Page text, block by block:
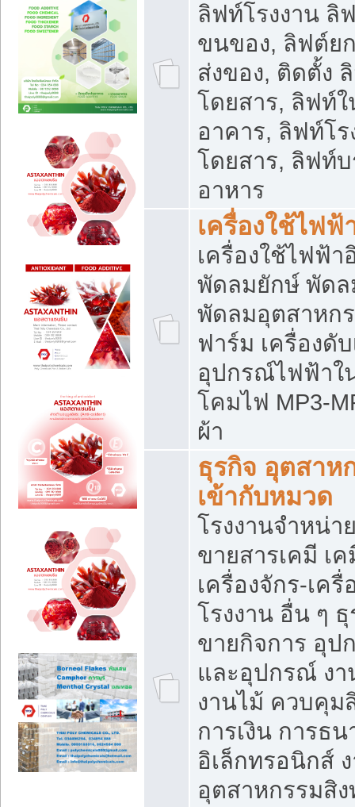
ลิฟท์โรงงาน ลิ
ขนของ, ลิฟต์ย
ส่งของ, ติดตั้ง
โดยสาร, ลิฟท์
อาคาร, ลิฟท์โ
โดยสาร, ลิฟท์
อาหาร
เครื่องใช้ไฟฟ้
เครื่องใช้ไฟฟ้า
พัดลมยักษ์ พัด
พัดลมอุตสาหก
ฟาร์ม เครื่องดั
อุปกรณ์ไฟฟ้าใ
โคมไฟ MP3-
ผ้า
ธุรกิจ อุตสาห
เข้ากับหมวด
โรงงานจำหน่
ขายสารเคมี เ
เครื่องจักร-เค
โรงงาน อื่น ๆ
ขายกิจการ อุป
และอุปกรณ์ ง
งานไม้ ควบคุม
การเงิน การธ
อิเล็กทรอนิกส์
อุตสาหกรรมสิ